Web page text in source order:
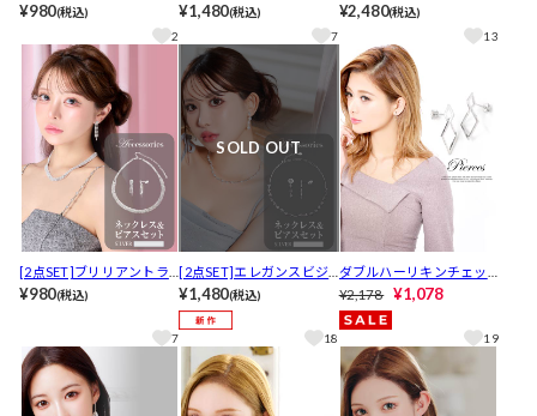
ンストーンネックレス＆
ピアスセット[店内アクセ]
¥980(税込)
2
ロップビジューネックレ
ス＆ピアスセット[店内ア
クセ]
¥1,480(税込)
7
ドロップビジューネック
レス＆ピアスセット[店内
アクセ]
¥2,480(税込)
13
[2点SET]ブリリアントラ
インストーンネックレス
¥980(税込)
7
SOLD OUT
[2点SET]エレガンスビジ
ューネックレス＆ピアス
セット[店内アクセ]
¥1,480(税込)
18
ダブルハーリキンチェッ
クピアス単品［アクセサ
リー］
¥2,178 ¥1,078
19